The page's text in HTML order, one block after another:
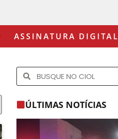
ASSINATURA DIGITAL
ÚLTIMAS NOTÍCIAS